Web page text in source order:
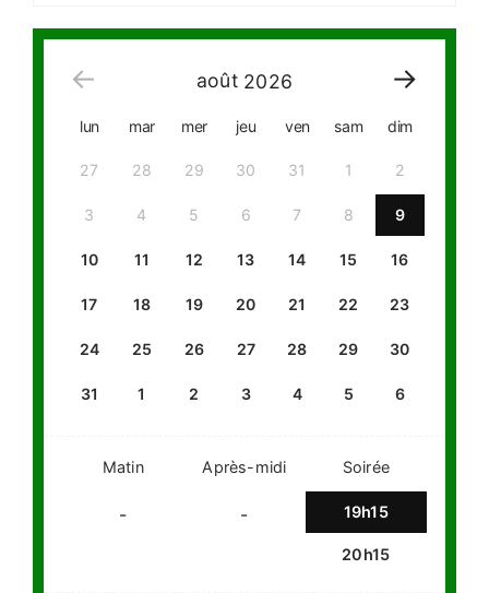
août 2026
lun mar mer jeu ven sam dim
27 28 29 30 31 1 2
3 4 5 6 7 8 9
10 11 12 13 14 15 16
17 18 19 20 21 22 23
24 25 26 27 28 29 30
31 1 2 3 4 5 6
Matin
-
Après-midi
-
Soirée
19h15
20h15